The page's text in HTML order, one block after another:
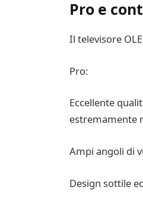
Pro e
Il televisore
Pro:
Eccellente
estremamente
Ampi angoli di
Design sottile